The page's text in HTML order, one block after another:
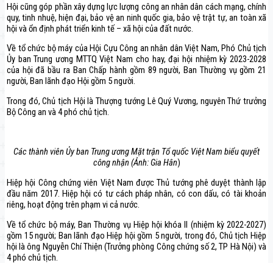
Hội cũng góp phần xây dựng lực lượng công an nhân dân cách mạng, chính
quy, tinh nhuệ, hiện đại, bảo vệ an ninh quốc gia, bảo vệ trật tự, an toàn xã
hội và ổn định phát triển kinh tế – xã hội của đất nước.
Về tổ chức bộ máy của Hội Cựu Công an nhân dân Việt Nam, Phó Chủ tịch
Ủy ban Trung ương MTTQ Việt Nam cho hay, đại hội nhiệm kỳ 2023-2028
của hội đã bầu ra Ban Chấp hành gồm 89 người, Ban Thường vụ gồm 21
người, Ban lãnh đạo Hội gồm 5 người.
Trong đó, Chủ tịch Hội là Thượng tướng Lê Quý Vương, nguyên Thứ trưởng
Bộ Công an và 4 phó chủ tịch.
Các thành viên Ủy ban Trung ương Mặt trận Tổ quốc Việt Nam biểu quyết
công nhận (Ảnh: Gia Hân)
Hiệp hội Công chứng viên Việt Nam được Thủ tướng phê duyệt thành lập
đầu năm 2017. Hiệp hội có tư cách pháp nhân, có con dấu, có tài khoản
riêng, hoạt động trên phạm vi cả nước.
Về tổ chức bộ máy, Ban Thường vụ Hiệp hội khóa II (nhiệm kỳ 2022-2027)
gồm 15 người; Ban lãnh đạo Hiệp hội gồm 5 người, trong đó, Chủ tịch Hiệp
hội là ông Nguyễn Chí Thiện (Trưởng phòng Công chứng số 2, TP Hà Nội) và
4 phó chủ tịch.